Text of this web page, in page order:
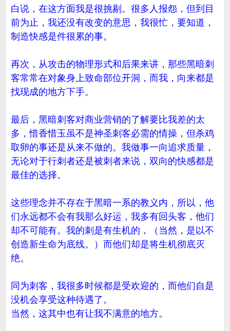
白说，在这方面我是很挑剔。很多人报怨，但到目
前为止，我还没有改变的意思，我很忙，要知道，
制造快感是件很累的事。
再次，从攻击的物理形式和后果来讲，那些黑暗刺
客常常在对象身上致命部位开洞，而我，向来都是
找现成的地方下手。
最后，黑暗刺客对商业营销的了解要比我差的太
多，惜香惜玉虽不是神圣刺客必需的情操，但杀鸡
取卵的事还是从来不做的。我做事一向追求质量，
无论对于行刺者还是被刺者来说，双向的快感都是
最佳的选择。
这些理念并不存在于黑暗一系的教义内，所以，他
们永远都不会有我那么好运，我多有回头客，他们
却不可能有。我的刺是有生机的，（当然，是以不
创造新生命为底线。）而他们却是将生机彻底灭
绝。
同为刺客，我很多时候都是受欢迎的，而他们自是
没机会享受这种待遇了。
当然，这其中也有让我不满意的地方。